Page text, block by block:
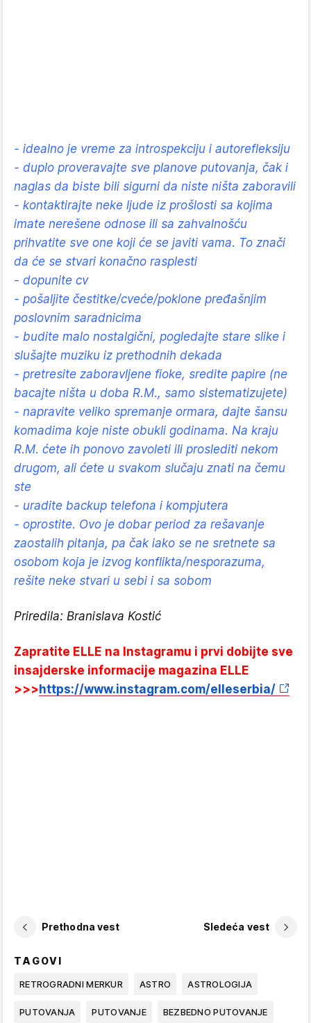
- idealno je vreme za introspekciju i autorefleksiju
- duplo proveravajte sve planove putovanja, čak i
naglas da biste bili sigurni da niste ništa zaboravili
- kontaktirajte neke ljude iz prošlosti sa kojima
imate nerešene odnose ili sa zahvalnošću
prihvatite sve one koji će se javiti vama. To znači
da će se stvari konačno rasplesti
- dopunite cv
- pošaljite čestitke/cveće/poklone pređašnjim
poslovnim saradnicima
- budite malo nostalgični, pogledajte stare slike i
slušajte muziku iz prethodnih dekada
- pretresite zaboravljene fioke, sredite papire (ne
bacajte ništa u doba R.M., samo sistematizujete)
- napravite veliko spremanje ormara, dajte šansu
komadima koje niste obukli godinama. Na kraju
R.M. ćete ih ponovo zavoleti ili proslediti nekom
drugom, ali ćete u svakom slučaju znati na čemu
ste
- uradite backup telefona i kompjutera
- oprostite. Ovo je dobar period za rešavanje
zaostalih pitanja, pa čak iako se ne sretnete sa
osobom koja je izvog konflikta/nesporazuma,
rešite neke stvari u sebi i sa sobom
Priredila: Branislava Kostić
Zapratite ELLE na Instagramu i prvi dobijte sve
insajderske informacije magazina ELLE
>>>https://www.instagram.com/elleserbia/
Prethodna vest Sledeća vest
TAGOVI
RETROGRADNI MERKUR ASTRO ASTROLOGIJA
PUTOVANJA PUTOVANJE BEZBEDNO PUTOVANJE